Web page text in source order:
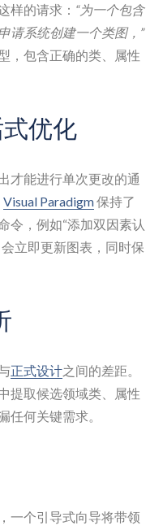
样的请求： “为一个包含
请系统创建一个类图，”
，包含正确的类、属性
优化
才能进行单次更改的通
Visual Paradigm保持了
令，例如“添加双因素认
立即更新图表，同时保
正式设计之间的差距。
提取候选领域类、属性
任何关键需求。
一个引导式向导将带领